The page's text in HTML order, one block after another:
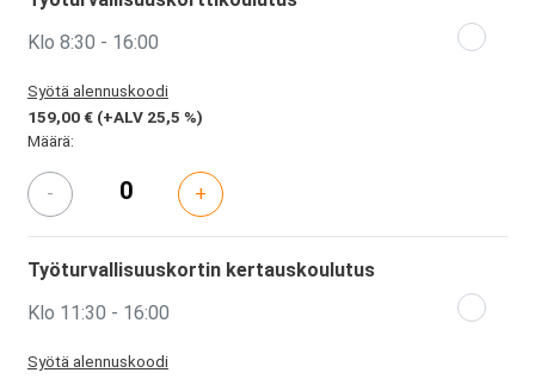
Klo 8:30 - 16:00
Syötä alennuskoodi
159,00 € (+ALV 25,5 %)
Määrä:
- +
Työturvallisuuskortin kertauskoulutus
Klo 11:30 - 16:00
Syötä alennuskoodi